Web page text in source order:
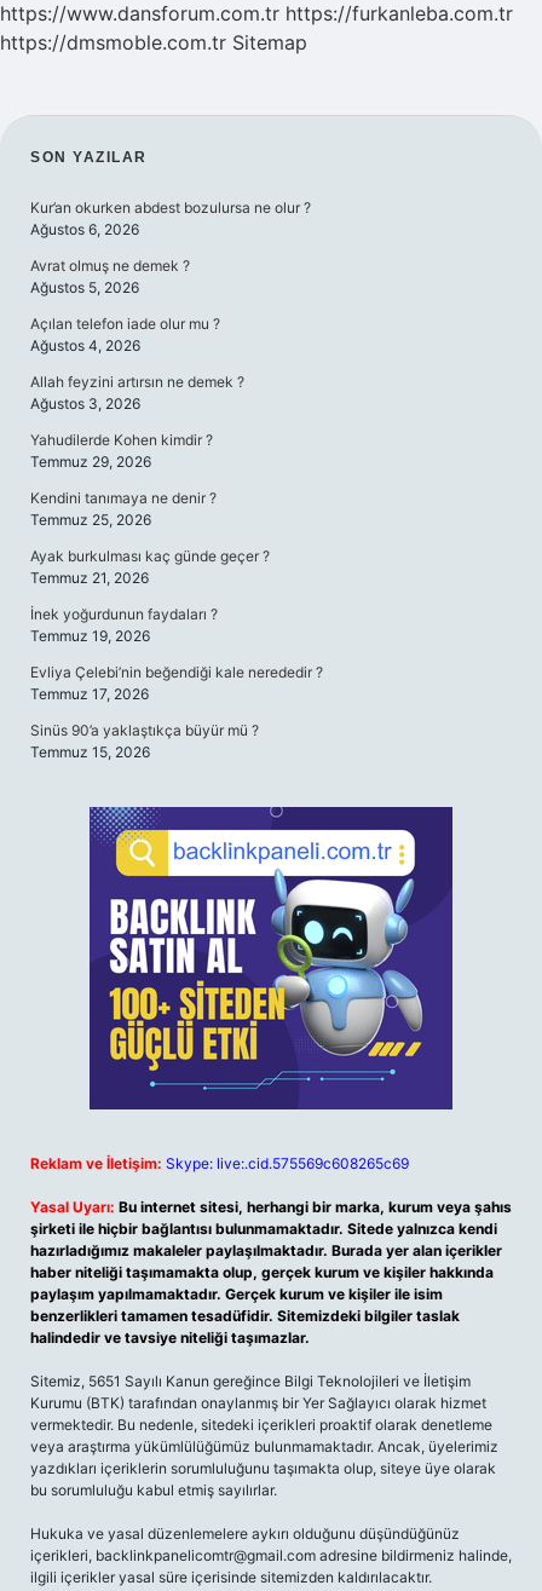
https://www.dansforum.com.tr https://furkanleba.com.tr
https://dmsmoble.com.tr Sitemap
SIDEBAR
SON YAZILAR
Kur’an okurken abdest bozulursa ne olur ?
Ağustos 6, 2026
Avrat olmuş ne demek ?
Ağustos 5, 2026
Açılan telefon iade olur mu ?
Ağustos 4, 2026
Allah feyzini artırsın ne demek ?
Ağustos 3, 2026
Yahudilerde Kohen kimdir ?
Temmuz 29, 2026
Kendini tanımaya ne denir ?
Temmuz 25, 2026
Ayak burkulması kaç günde geçer ?
Temmuz 21, 2026
İnek yoğurdunun faydaları ?
Temmuz 19, 2026
Evliya Çelebi’nin beğendiği kale nerededir ?
Temmuz 17, 2026
Sinüs 90’a yaklaştıkça büyür mü ?
Temmuz 15, 2026
Reklam ve İletişim: Skype: live:.cid.575569c608265c69
Yasal Uyarı: Bu internet sitesi, herhangi bir marka, kurum veya şahıs
şirketi ile hiçbir bağlantısı bulunmamaktadır. Sitede yalnızca kendi
hazırladığımız makaleler paylaşılmaktadır. Burada yer alan içerikler
haber niteliği taşımamakta olup, gerçek kurum ve kişiler hakkında
paylaşım yapılmamaktadır. Gerçek kurum ve kişiler ile isim
benzerlikleri tamamen tesadüfidir. Sitemizdeki bilgiler taslak
halindedir ve tavsiye niteliği taşımazlar.
Sitemiz, 5651 Sayılı Kanun gereğince Bilgi Teknolojileri ve İletişim
Kurumu (BTK) tarafından onaylanmış bir Yer Sağlayıcı olarak hizmet
vermektedir. Bu nedenle, sitedeki içerikleri proaktif olarak denetleme
veya araştırma yükümlülüğümüz bulunmamaktadır. Ancak, üyelerimiz
yazdıkları içeriklerin sorumluluğunu taşımakta olup, siteye üye olarak
bu sorumluluğu kabul etmiş sayılırlar.
Hukuka ve yasal düzenlemelere aykırı olduğunu düşündüğünüz
içerikleri, backlinkpanelicomtr@gmail.com adresine bildirmeniz halinde,
ilgili içerikler yasal süre içerisinde sitemizden kaldırılacaktır.